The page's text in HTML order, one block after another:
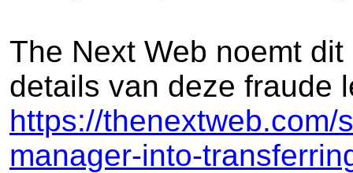
The Next Web noemt
details van deze fraude
https://
manager-into-